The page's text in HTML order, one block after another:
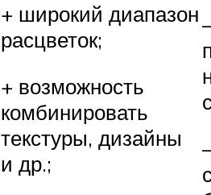
+ широкий диапазон
расцветок;
+ возможность
комбинировать
текстуры, дизайны
и др.;